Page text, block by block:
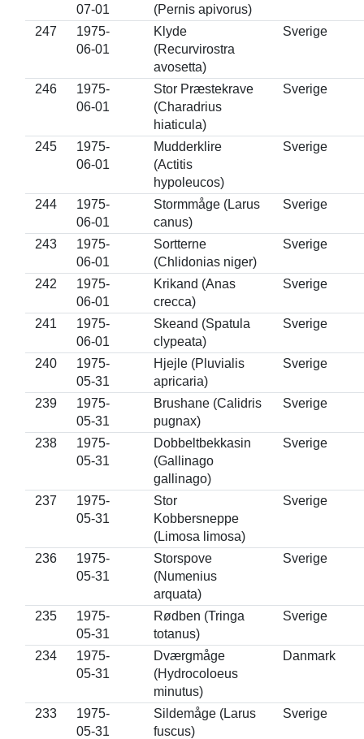
07-01
(Pernis apivorus)
247
1975-
06-01
Klyde
(Recurvirostra
avosetta)
Sverige
246
1975-
06-01
Stor Præstekrave
(Charadrius
hiaticula)
Sverige
245
1975-
06-01
Mudderklire
(Actitis
hypoleucos)
Sverige
244
1975-
06-01
Stormmåge (Larus
canus)
Sverige
243
1975-
06-01
Sortterne
(Chlidonias niger)
Sverige
242
1975-
06-01
Krikand (Anas
crecca)
Sverige
241
1975-
06-01
Skeand (Spatula
clypeata)
Sverige
240
1975-
05-31
Hjejle (Pluvialis
apricaria)
Sverige
239
1975-
05-31
Brushane (Calidris
pugnax)
Sverige
238
1975-
05-31
Dobbeltbekkasin
(Gallinago
gallinago)
Sverige
237
1975-
05-31
Stor
Kobbersneppe
(Limosa limosa)
Sverige
236
1975-
05-31
Storspove
(Numenius
arquata)
Sverige
235
1975-
05-31
Rødben (Tringa
totanus)
Sverige
234
1975-
05-31
Dværgmåge
(Hydrocoloeus
minutus)
Danmark
233
1975-
05-31
Sildemåge (Larus
fuscus)
Sverige